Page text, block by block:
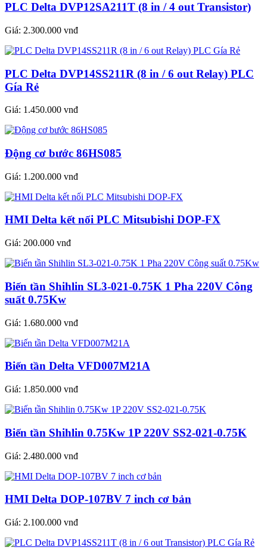
PLC Delta DVP12SA211T (8 in / 4 out Transistor)
Giá: 2.300.000 vnđ
PLC Delta DVP14SS211R (8 in / 6 out Relay) PLC
Gía Rẻ
Giá: 1.450.000 vnđ
Động cơ bước 86HS085
Giá: 1.200.000 vnđ
HMI Delta kết nối PLC Mitsubishi DOP-FX
Giá: 200.000 vnđ
Biến tần Shihlin SL3-021-0.75K 1 Pha 220V Công
suất 0.75Kw
Giá: 1.680.000 vnđ
Biến tần Delta VFD007M21A
Giá: 1.850.000 vnđ
Biến tần Shihlin 0.75Kw 1P 220V SS2-021-0.75K
Giá: 2.480.000 vnđ
HMI Delta DOP-107BV 7 inch cơ bản
Giá: 2.100.000 vnđ